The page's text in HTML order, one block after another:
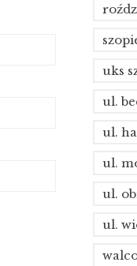
uks
ul.
ul.
ul.
ul.
ul.